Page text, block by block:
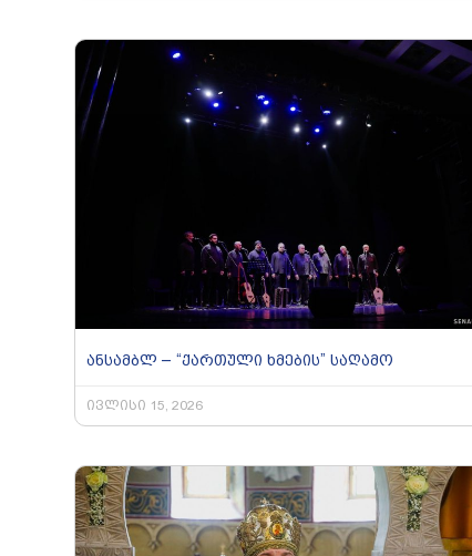
ანსამბლ – “ქართული ხმების” საღამო
ივლისი 15, 2026